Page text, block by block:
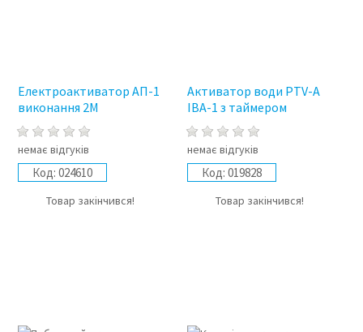
Електроактиватор АП-1
виконання 2М
немає відгуків
Код: 024610
Товар закінчився!
Активатор води PTV-A
ІВА-1 з таймером
немає відгуків
Код: 019828
Товар закінчився!